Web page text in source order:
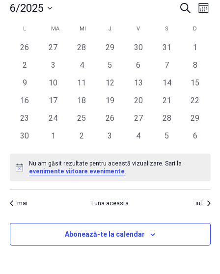
în
și
Caută
Lună
6/2025
Calendarul
Evenimente
L MA MI MIERCURI
J V S SÂMBĂTĂD
0
26
0
27
0
28
0
29
0
30
0
31
0
1
0
2
0
3
0
4
0
5
0
6
0
7
0
8
0
9
0
10
0
11
0
12
0
13
0
14
0
15
0
16
0
17
0
18
0
19
0
20
0
21
0
22
0
23
0
24
0
25
0
26
0
27
0
28
0
29
0
30
0
1
0
2
0
3
0
4
0
5
0
6
Notificare
Nu am găsit rezultate pentru această vizualizare. Sari la
evenimente viitoare evenimente.
mai Luna aceasta iul.
Abonează-te la calendar